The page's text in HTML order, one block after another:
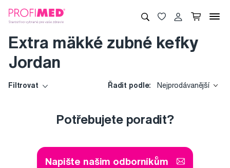
Extra mäkké zubné kefky
Jordan
Filtrovat Řadit podle: Nejprodávanější
Potřebujete poradit?
Napište našim odborníkům